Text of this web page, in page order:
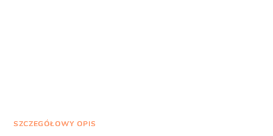
SZCZEGÓŁOWY OPIS